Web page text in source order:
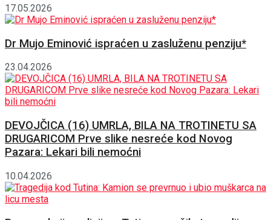
17.05.2026
Dr Mujo Eminović ispraćen u zasluženu penziju*
23.04.2026
DEVOJČICA (16) UMRLA, BILA NA TROTINETU SA
DRUGARICOM Prve slike nesreće kod Novog
Pazara: Lekari bili nemoćni
10.04.2026